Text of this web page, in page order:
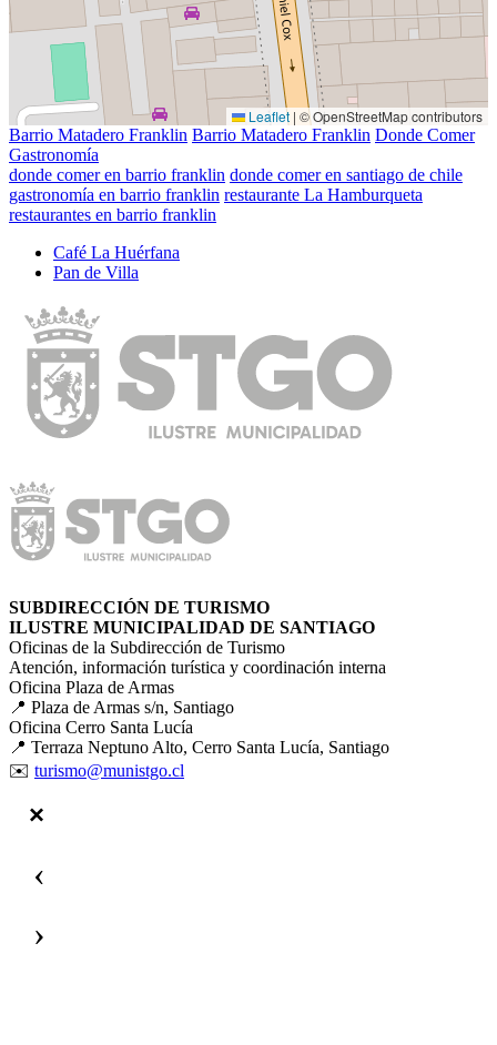
Leaflet | © OpenStreetMap contributors
Barrio Matadero Franklin Barrio Matadero Franklin Donde Comer
Gastronomía
donde comer en barrio franklin donde comer en santiago de chile
gastronomía en barrio franklin restaurante La Hamburqueta
restaurantes en barrio franklin
Café La Huérfana
Pan de Villa
SUBDIRECCIÓN DE TURISMO
ILUSTRE MUNICIPALIDAD DE SANTIAGO
Oficinas de la Subdirección de Turismo
Atención, información turística y coordinación interna
Oficina Plaza de Armas
📍 Plaza de Armas s/n, Santiago
Oficina Cerro Santa Lucía
📍 Terraza Neptuno Alto, Cerro Santa Lucía, Santiago
✉️ turismo@munistgo.cl
‹
›